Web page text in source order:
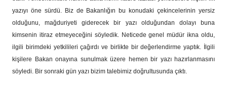
yazıyı öne sürdü. Biz de Bakanlığın bu konudaki çekincelerinin yersiz
olduğunu, mağduriyeti giderecek bir yazı olduğundan dolayı buna
kimsenin itiraz etmeyeceğini söyledik. Neticede genel müdür ikna oldu,
ilgili birimdeki yetkilileri çağırdı ve birlikte bir değerlendirme yaptık. İlgili
kişilere Bakan onayına sunulmak üzere hemen bir yazı hazırlanmasını
söyledi. Bir sonraki gün yazı bizim talebimiz doğrultusunda çıktı.